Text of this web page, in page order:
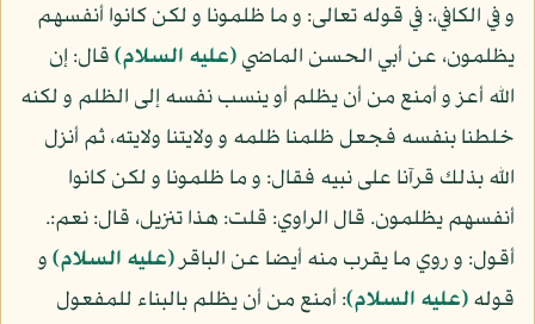
و في الكافي،: في قوله تعالى: و ما ظلمونا و لكن كانوا أنفسهم
يظلمون، عن أبي الحسن الماضي(عليه السلام)قال: إن
الله أعز و أمنع من أن يظلم أو ينسب نفسه إلى الظلم و لكنه
خلطنا بنفسه فجعل ظلمنا ظلمه و ولايتنا ولايته، ثم أنزل
الله بذلك قرآنا على نبيه فقال: و ما ظلمونا و لكن كانوا
أنفسهم يظلمون. قال الراوي: قلت: هذا تنزيل، قال: نعم:.
أقول: و روي ما يقرب منه أيضا عن الباقر(عليه السلام)و
قوله(عليه السلام): أمنع من أن يظلم بالبناء للمفعول